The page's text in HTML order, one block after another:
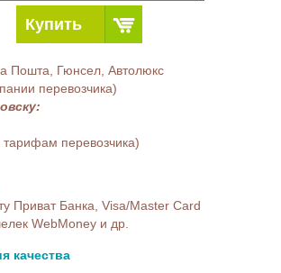
Купить
Пошта, Гюнсел, Автолюкс
перевозчика)
перевозчика)
Приват Банка, Visa/Master Card
WebMoney и др.
качества